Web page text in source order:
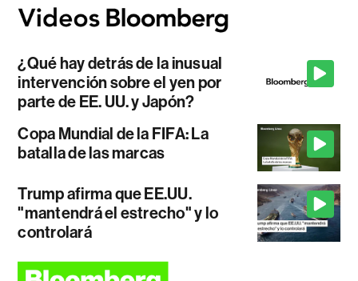
¿Qué hay detrás de la inusual
intervención sobre el yen por
parte de EE. UU. y Japón?
Copa Mundial de la FIFA: La
batalla de las marcas
Trump afirma que EE.UU.
"mantendrá el estrecho" y lo
controlará